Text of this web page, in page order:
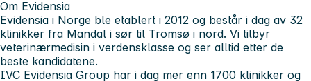
Om Evidensia
Evidensia i Norge ble etablert i 2012 og består i dag av 32
klinikker fra Mandal i sør til Tromsø i nord. Vi tilbyr
veterinærmedisin i verdensklasse og ser alltid etter de
beste kandidatene.
IVC Evidensia Group har i dag mer enn 1700 klinikker og